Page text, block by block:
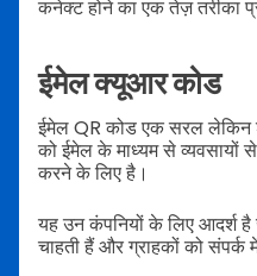
कनेक्ट होने का एक तेज़ तरीका
ईमेल क्यूआर कोड
ईमेल QR कोड एक सरल लेकिन
को ईमेल के माध्यम से व्यवसायों
करने के लिए है।
यह उन कंपनियों के लिए आदर्श है
चाहती हैं और ग्राहकों को संपर्क